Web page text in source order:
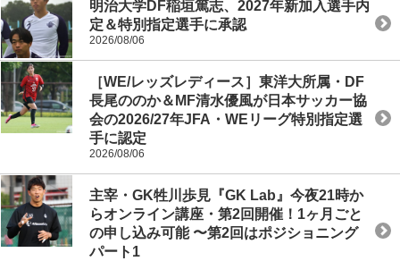
明治大学DF稲垣篤志、2027年新加入選手内
定＆特別指定選手に承認
2026/08/06
［WE/レッズレディース］東洋大所属・DF
長尾ののか＆MF清水優風が日本サッカー協
会の2026/27年JFA・WEリーグ特別指定選
手に認定
2026/08/06
主宰・GK牲川歩見『GK Lab』今夜21時か
らオンライン講座・第2回開催！1ヶ月ごと
の申し込み可能 〜第2回はポジショニング
パート1